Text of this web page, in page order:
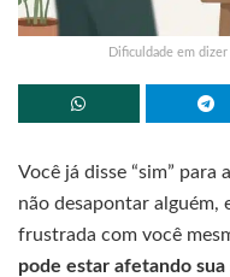
Dificuldade em dizer
Você já disse “sim” para
não desapontar alguém,
frustrada com você
pode estar afetando